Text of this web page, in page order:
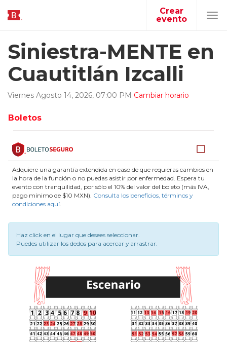
Crear
evento
Siniestra-MENTE en
Cuautitlán Izcalli
Viernes Agosto 14, 2026, 07:00 PM Cambiar horario
Boletos
Adquiere una garantía extendida en caso de que requieras cambios en
la hora de la función o no puedas asistir por enfermedad. Espera tu
evento con tranquilidad, por sólo el 10% del valor del boleto (más IVA,
pago mínimo de $10 MXN). Consulta los beneficios, términos y
condiciones aquí.
Haz click en el lugar que desees seleccionar.
Puedes utilizar los dedos para acercar y arrastrar.